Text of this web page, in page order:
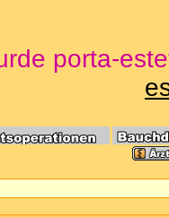
porta-